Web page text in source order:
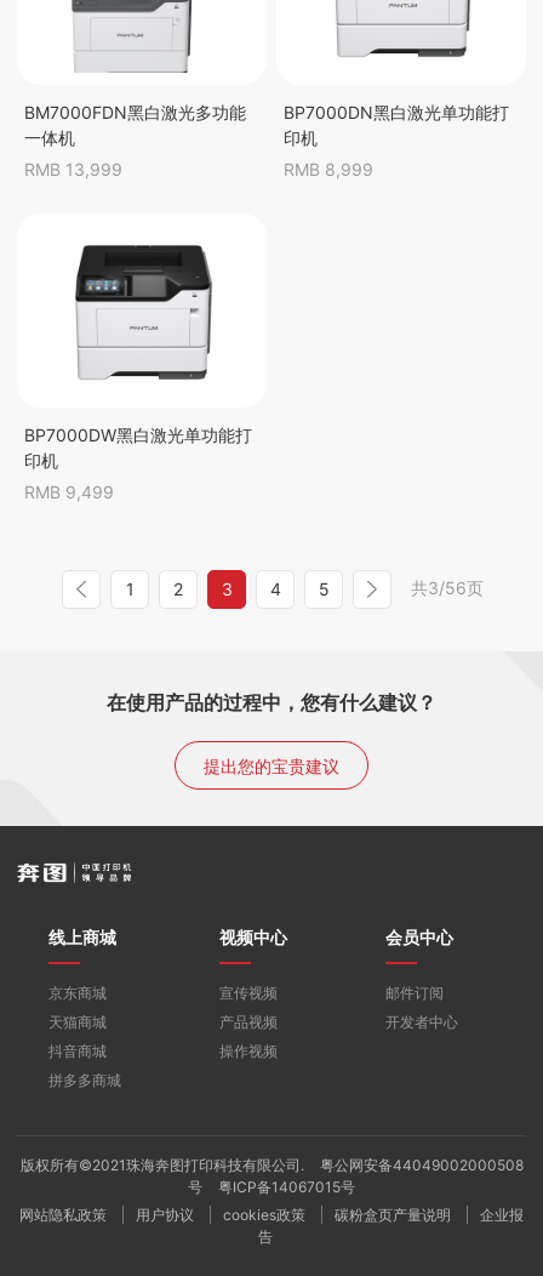
BM7000FDN黑白激光多功能
一体机
RMB 13,999
BP7000DN黑白激光单功能打
印机
RMB 8,999
BP7000DW黑白激光单功能打
印机
RMB 9,499
1 2 3 4 5 共3/56页
在使用产品的过程中，您有什么建议？
提出您的宝贵建议
线上商城
京东商城
天猫商城
抖音商城
拼多多商城
视频中心
宣传视频
产品视频
操作视频
会员中心
邮件订阅
开发者中心
版权所有©2021珠海奔图打印科技有限公司.
粤公网安备44049002000508
号
粤ICP备14067015号
网站隐私政策
用户协议 cookies政策 碳粉盒页产量说明
企业报
告